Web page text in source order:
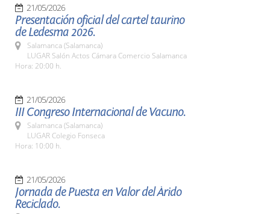
21/05/2026
Presentación oficial del cartel taurino
de Ledesma 2026.
Salamanca (Salamanca)
LUGAR Salón Actos Cámara Comercio Salamanca
Hora: 20:00 h.
21/05/2026
III Congreso Internacional de Vacuno.
Salamanca (Salamanca)
LUGAR Colegio Fonseca
Hora: 10:00 h.
21/05/2026
Jornada de Puesta en Valor del Árido
Reciclado.